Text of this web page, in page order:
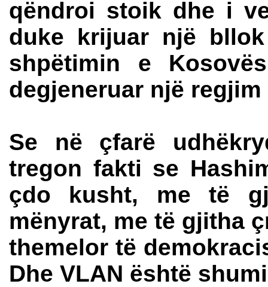
qëndroi stoik dhe i
duke krijuar një
shpëtimin e
degjeneruar një
Se në çfarë
tregon fakti se
çdo kusht, me të
mënyrat, me të gjitha
themelor të
Dhe VLAN është